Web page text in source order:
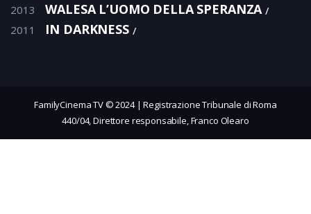
2013 WALESA L’UOMO DELLA SPERANZA
2011 IN DARKNESS
FamilyCinema TV © 2024 | Registrazione Tribunale di Roma
440/04, Direttore responsabile, Franco Olearo